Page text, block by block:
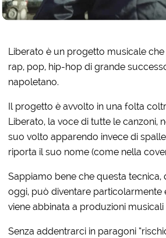
Liberato è un progetto musicale
rap, pop, hip-hop di grande
napoletano.
Il progetto è avvolto in una folta
Liberato, la voce di tutte le canzoni,
suo volto apparendo invece di
riporta il suo nome (come nella
Sappiamo bene che questa tecnica,
oggi, può diventare particolarmente
viene abbinata a produzioni musicali
Senza addentrarci in paragoni